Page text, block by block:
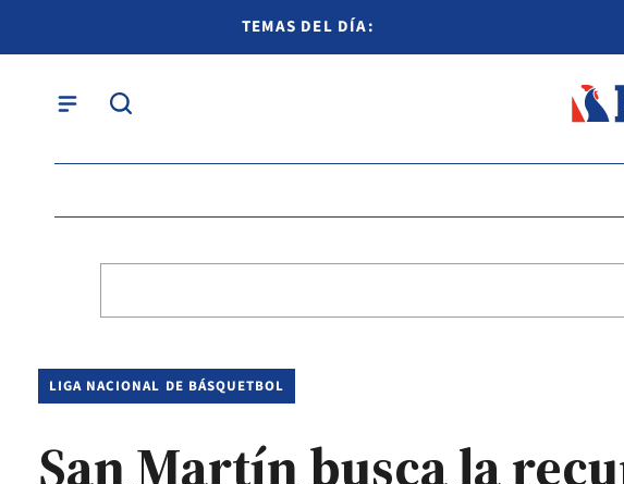
TEMAS DEL DÍA:
LIGA NACIONAL DE BÁSQUETBOL
San Martín busca la